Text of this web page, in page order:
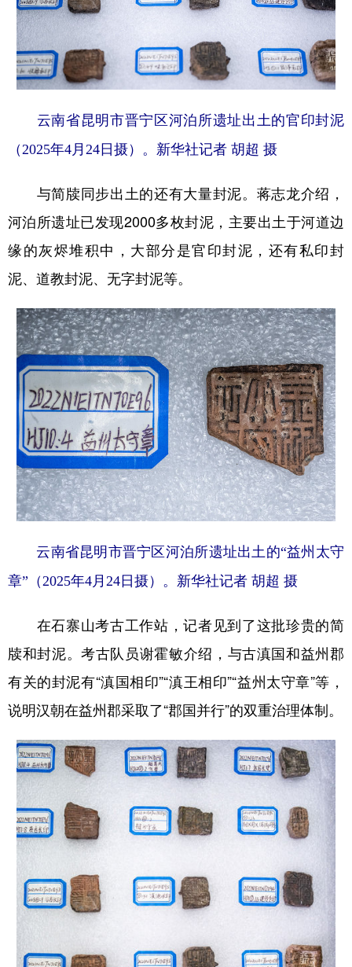
云南省昆明市晋宁区河泊所遗址出土的官印封泥
（2025年4月24日摄）。新华社记者 胡超 摄
与简牍同步出土的还有大量封泥。蒋志龙介绍，
河泊所遗址已发现2000多枚封泥，主要出土于河道边
缘的灰烬堆积中，大部分是官印封泥，还有私印封
泥、道教封泥、无字封泥等。
云南省昆明市晋宁区河泊所遗址出土的“益州太守
章”（2025年4月24日摄）。新华社记者 胡超 摄
在石寨山考古工作站，记者见到了这批珍贵的简
牍和封泥。考古队员谢霍敏介绍，与古滇国和益州郡
有关的封泥有“滇国相印”“滇王相印”“益州太守章”等，
说明汉朝在益州郡采取了“郡国并行”的双重治理体制。